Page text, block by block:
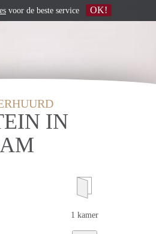
IN
1 kamer
voor de beste service OK!